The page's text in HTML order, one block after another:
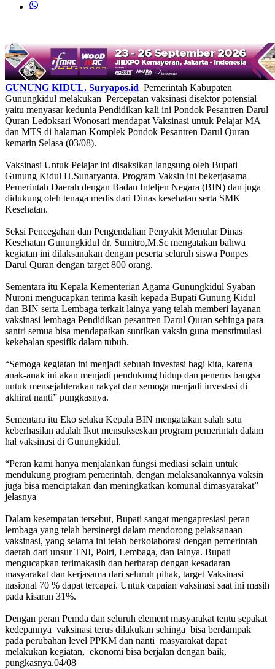
GUNUNG KIDUL. Suryapos.id Pemerintah Kabupaten
Gunungkidul melakukan Percepatan vaksinasi disektor potensial
yaitu menyasar kedunia Pendidikan kali ini Pondok Pesantren Darul
Quran Ledoksari Wonosari mendapat Vaksinasi untuk Pelajar MA
dan MTS di halaman Komplek Pondok Pesantren Darul Quran
kemarin Selasa (03/08).
Vaksinasi Untuk Pelajar ini disaksikan langsung oleh Bupati
Gunung Kidul H.Sunaryanta. Program Vaksin ini bekerjasama
Pemerintah Daerah dengan Badan Inteljen Negara (BIN) dan juga
didukung oleh tenaga medis dari Dinas kesehatan serta SMK
Kesehatan.
Seksi Pencegahan dan Pengendalian Penyakit Menular Dinas
Kesehatan Gunungkidul dr. Sumitro,M.Sc mengatakan bahwa
kegiatan ini dilaksanakan dengan peserta seluruh siswa Ponpes
Darul Quran dengan target 800 orang.
Sementara itu Kepala Kementerian Agama Gunungkidul Syaban
Nuroni mengucapkan terima kasih kepada Bupati Gunung Kidul
dan BIN serta Lembaga terkait lainya yang telah memberi layanan
vaksinasi lembaga Pendidikan pesantren Darul Quran sehinga para
santri semua bisa mendapatkan suntikan vaksin guna menstimulasi
kekebalan spesifik dalam tubuh.
“Semoga kegiatan ini menjadi sebuah investasi bagi kita, karena
anak-anak ini akan menjadi pendukung hidup dan penerus bangsa
untuk mensejahterakan rakyat dan semoga menjadi investasi di
akhirat nanti” pungkasnya.
Sementara itu Eko selaku Kepala BIN mengatakan salah satu
keberhasilan adalah Ikut mensukseskan program pemerintah dalam
hal vaksinasi di Gunungkidul.
“Peran kami hanya menjalankan fungsi mediasi selain untuk
mendukung program pemerintah, dengan melaksanakannya vaksin
juga bisa menciptakan dan meningkatkan komunal dimasyarakat”
jelasnya
Dalam kesempatan tersebut, Bupati sangat mengapresiasi peran
lembaga yang telah bersinergi dalam mendorong pelaksanaan
vaksinasi, yang selama ini telah berkolaborasi dengan pemerintah
daerah dari unsur TNI, Polri, Lembaga, dan lainya. Bupati
mengucapkan terimakasih dan berharap dengan kesadaran
masyarakat dan kerjasama dari seluruh pihak, target Vaksinasi
nasional 70 % dapat tercapai. Untuk capaian vaksinasi saat ini masih
pada kisaran 31%.
Dengan peran Pemda dan seluruh element masyarakat tentu sepakat
kedepannya vaksinasi terus dilakukan sehinga bisa berdampak
pada perubahan level PPKM dan nanti masyarakat dapat
melakukan kegiatan, ekonomi bisa berjalan dengan baik,
pungkasnya.04/08